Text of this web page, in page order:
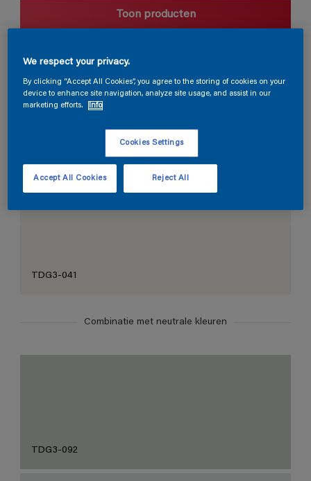
Toon producten
Harmonieuze suggestie
De Perfecte Witte
TDG3-041
Combinatie met neutrale kleuren
TDG3-092
We respect your privacy.
By clicking “Accept All Cookies”, you agree to the storing of cookies on your
device to enhance site navigation, analyze site usage, and assist in our
marketing efforts.
Info
Cookies Settings
Reject All
Accept All Cookies